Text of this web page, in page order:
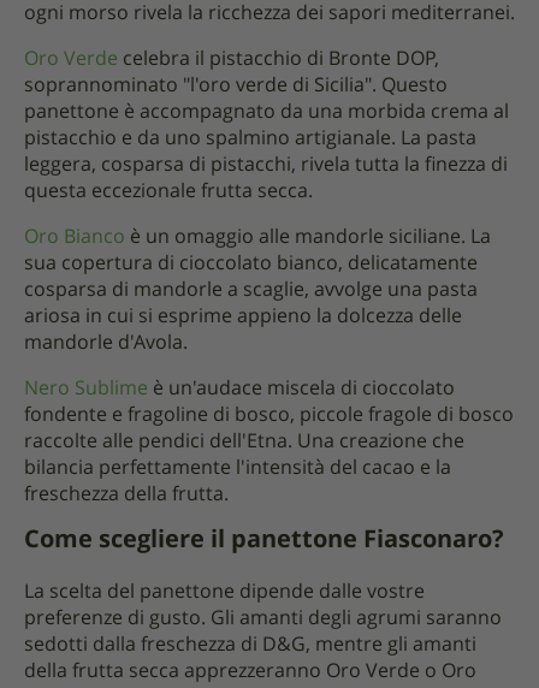
ogni morso rivela la ricchezza dei sapori mediterranei.
Oro Verde celebra il pistacchio di Bronte DOP,
soprannominato "l'oro verde di Sicilia". Questo
panettone è accompagnato da una morbida crema al
pistacchio e da uno spalmino artigianale. La pasta
leggera, cosparsa di pistacchi, rivela tutta la finezza di
questa eccezionale frutta secca.
Oro Bianco è un omaggio alle mandorle siciliane. La
sua copertura di cioccolato bianco, delicatamente
cosparsa di mandorle a scaglie, avvolge una pasta
ariosa in cui si esprime appieno la dolcezza delle
mandorle d'Avola.
Nero Sublime è un'audace miscela di cioccolato
fondente e fragoline di bosco, piccole fragole di bosco
raccolte alle pendici dell'Etna. Una creazione che
bilancia perfettamente l'intensità del cacao e la
freschezza della frutta.
Come scegliere il panettone Fiasconaro?
La scelta del panettone dipende dalle vostre
preferenze di gusto. Gli amanti degli agrumi saranno
sedotti dalla freschezza di D&G, mentre gli amanti
della frutta secca apprezzeranno Oro Verde o Oro